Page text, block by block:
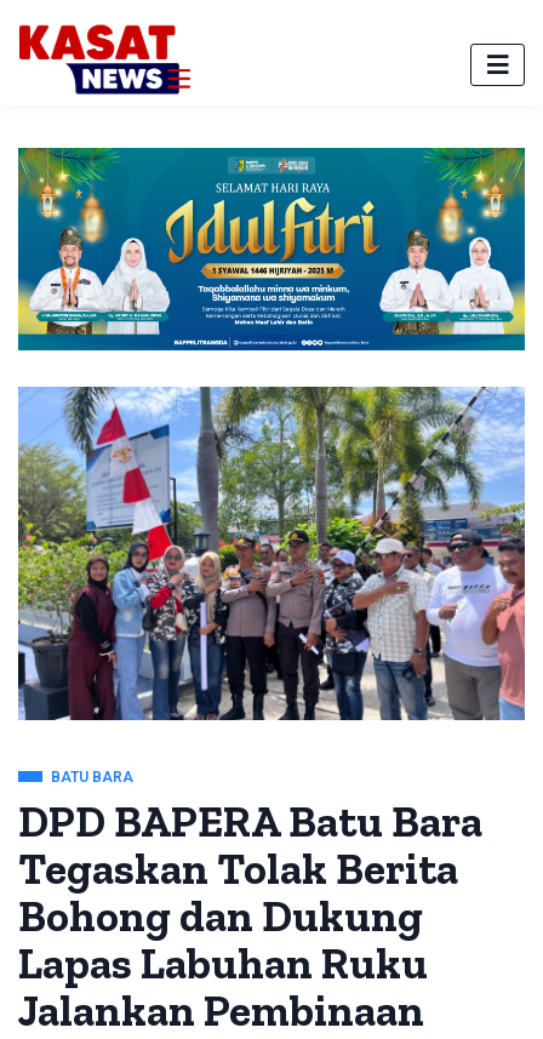
BATU BARA
DPD BAPERA Batu Bara
Tegaskan Tolak Berita
Bohong dan Dukung
Lapas Labuhan Ruku
Jalankan Pembinaan